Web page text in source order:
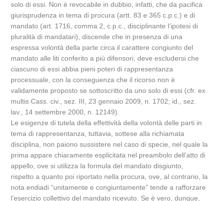
solo di essi. Non è revocabile in dubbio, infatti, che da pacifica
giurisprudenza in tema di procura (artt. 83 e 365 c.p.c.) e di
mandato (art. 1716, comma 2, c.p.c., disciplinante l’ipotesi di
pluralità di mandatari), discende che in presenza di una
espressa volontà della parte circa il carattere congiunto del
mandato alle liti conferito a più difensori, deve escludersi che
ciascuno di essi abbia pieni poteri di rappresentanza
processuale, con la conseguenza che il ricorso non è
validamente proposto se sottoscritto da uno solo di essi (cfr. ex
multis Cass. civ., sez. III, 23 gennaio 2009, n. 1702; id., sez.
lav., 14 settembre 2000, n. 12149).
Le esigenze di tutela della effettività della volontà delle parti in
tema di rappresentanza, tuttavia, sottese alla richiamata
disciplina, non paiono sussistere nel caso di specie, nel quale la
prima appare chiaramente esplicitata nel preambolo dell’atto di
appello, ove si utilizza la formula del mandato disgiunto,
rispetto a quanto poi riportato nella procura, ove, al contrario, la
nota endiadi “unitamente e congiuntamente” tende a rafforzare
l’esercizio collettivo del mandato ricevuto. Se è vero, dunque,